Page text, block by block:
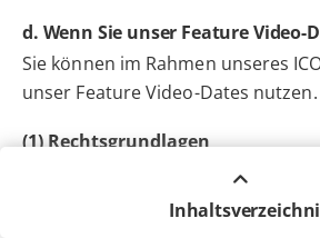
d. Wenn Sie unser Feature Video-
Sie können im Rahmen unseres
unser Feature Video-Dates nutzen.
(1) Rechtsgrundlagen
Anbahnung, Durchführung und